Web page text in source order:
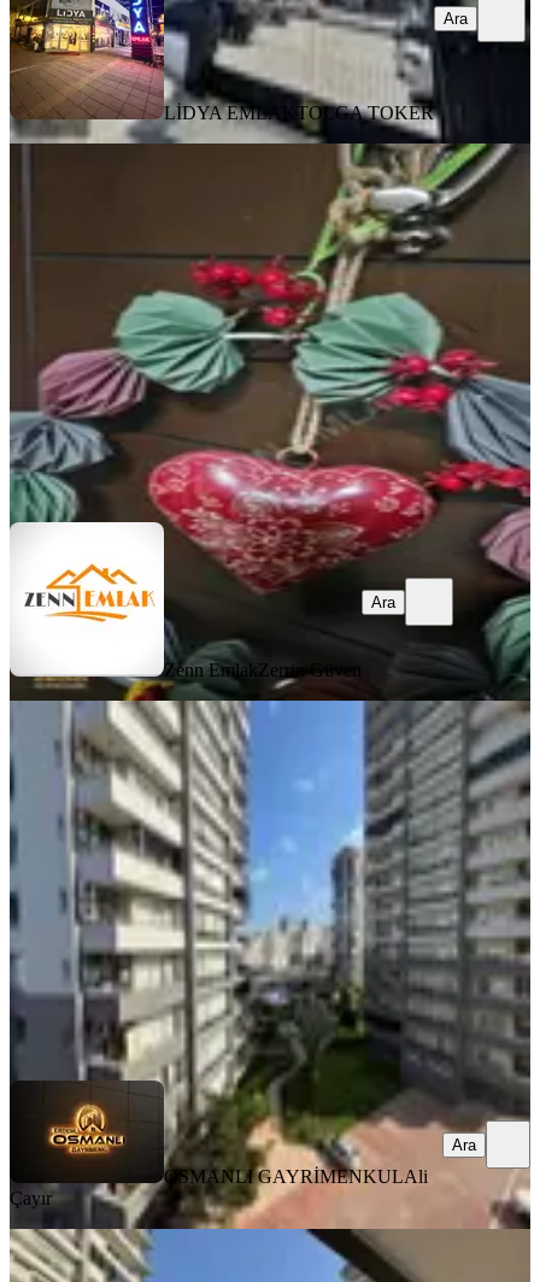
LİDYA EMLAK TOLGA TOKER
Ara
Zenn Emlaktan Erdemlinin En
Prestijli Sitesinde Ultra Lüx Daire
Erdemli, Türbe Mahallesi
4+1·260 m²·12. Kat·05.07.2026
15.000.000 ₺
Zenn EmlakZerrin Güven
Ara
Zenn Emlak Zerrin Güven
Ara
SIFIR BİNA
Erdemli Merkezde Kupon Satılık 1+1
Daire
Erdemli, Türbe Mahallesi
1+1·50 m²· 4. Kat 22.06.2026
1.850.000 ₺
OSMANLI GAYRİMENKULAli Çayır
Ara
OSMANLI GAYRİMENKULAli
Çayır
Ara
SIFIR BİNA
[ata]'dan Türbe'de 1+1 Satılık Daire